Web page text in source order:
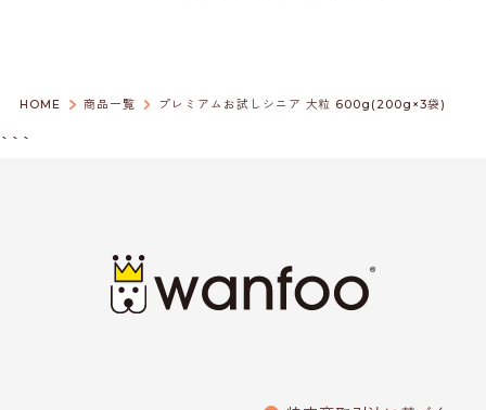
HOME 商品一覧 プレミアムお試しシニア 大粒 600g(200g×3袋)
```